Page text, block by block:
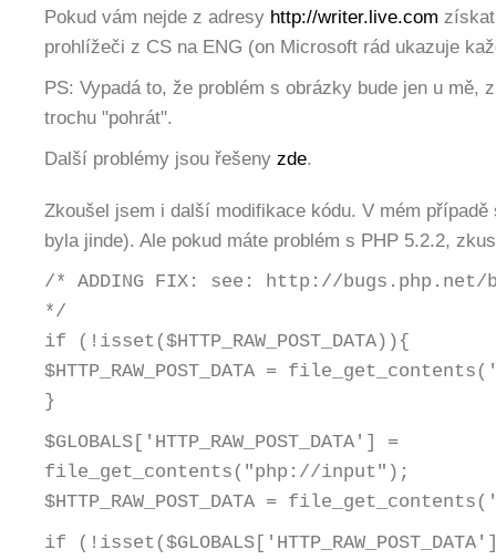
Pokud vám nejde z adresy http://writer.live.com
prohlížeči z CS na ENG (on Microsoft rád ukazuje
PS: Vypadá to, že problém s obrázky bude jen u mě,
trochu "pohrát".
Další problémy jsou řešeny zde.
Zkoušel jsem i další modifikace kódu. V mém případě
byla jinde). Ale pokud máte problém s PHP 5.2.2,
/* ADDING FIX: see: http://bugs.php.net/
*/
if (!isset($HTTP_RAW_POST_DATA)){
$HTTP_RAW_POST_DATA =
}
$GLOBALS['HTTP_RAW_POST_DATA'] =
file_get_contents("php://input");
$HTTP_RAW_POST_DATA =
if